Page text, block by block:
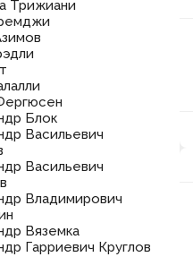
Трижиани
Блок
Васильевич
Васильевич
Владимирович
Вяземка
Гарриевич Круглов